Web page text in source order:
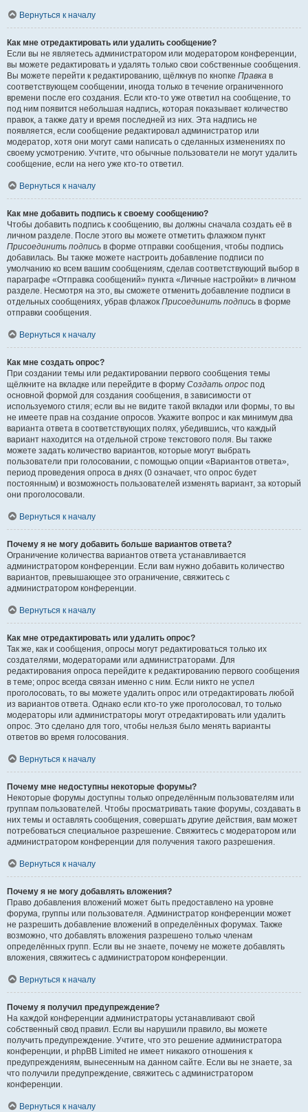
Вернуться к началу
Как мне отредактировать или удалить сообщение?
Если вы не являетесь администратором или модератором конференции,
вы можете редактировать и удалять только свои собственные сообщения.
Вы можете перейти к редактированию, щёлкнув по кнопке Правка в
соответствующем сообщении, иногда только в течение ограниченного
времени после его создания. Если кто-то уже ответил на сообщение, то
под ним появится небольшая надпись, которая показывает количество
правок, а также дату и время последней из них. Эта надпись не
появляется, если сообщение редактировал администратор или
модератор, хотя они могут сами написать о сделанных изменениях по
своему усмотрению. Учтите, что обычные пользователи не могут удалить
сообщение, если на него уже кто-то ответил.
Вернуться к началу
Как мне добавить подпись к своему сообщению?
Чтобы добавить подпись к сообщению, вы должны сначала создать её в
личном разделе. После этого вы можете отметить флажком пункт
Присоединить подпись в форме отправки сообщения, чтобы подпись
добавилась. Вы также можете настроить добавление подписи по
умолчанию ко всем вашим сообщениям, сделав соответствующий выбор в
параграфе «Отправка сообщений» пункта «Личные настройки» в личном
разделе. Несмотря на это, вы сможете отменить добавление подписи в
отдельных сообщениях, убрав флажок Присоединить подпись в форме
отправки сообщения.
Вернуться к началу
Как мне создать опрос?
При создании темы или редактировании первого сообщения темы
щёлкните на вкладке или перейдите в форму Создать опрос под
основной формой для создания сообщения, в зависимости от
используемого стиля; если вы не видите такой вкладки или формы, то вы
не имеете прав на создание опросов. Укажите вопрос и как минимум два
варианта ответа в соответствующих полях, убедившись, что каждый
вариант находится на отдельной строке текстового поля. Вы также
можете задать количество вариантов, которые могут выбрать
пользователи при голосовании, с помощью опции «Вариантов ответа»,
период проведения опроса в днях (0 означает, что опрос будет
постоянным) и возможность пользователей изменять вариант, за который
они проголосовали.
Вернуться к началу
Почему я не могу добавить больше вариантов ответа?
Ограничение количества вариантов ответа устанавливается
администратором конференции. Если вам нужно добавить количество
вариантов, превышающее это ограничение, свяжитесь с
администратором конференции.
Вернуться к началу
Как мне отредактировать или удалить опрос?
Так же, как и сообщения, опросы могут редактироваться только их
создателями, модераторами или администраторами. Для
редактирования опроса перейдите к редактированию первого сообщения
в теме; опрос всегда связан именно с ним. Если никто не успел
проголосовать, то вы можете удалить опрос или отредактировать любой
из вариантов ответа. Однако если кто-то уже проголосовал, то только
модераторы или администраторы могут отредактировать или удалить
опрос. Это сделано для того, чтобы нельзя было менять варианты
ответов во время голосования.
Вернуться к началу
Почему мне недоступны некоторые форумы?
Некоторые форумы доступны только определённым пользователям или
группам пользователей. Чтобы просматривать такие форумы, создавать в
них темы и оставлять сообщения, совершать другие действия, вам может
потребоваться специальное разрешение. Свяжитесь с модератором или
администратором конференции для получения такого разрешения.
Вернуться к началу
Почему я не могу добавлять вложения?
Право добавления вложений может быть предоставлено на уровне
форума, группы или пользователя. Администратор конференции может
не разрешить добавление вложений в определённых форумах. Также
возможно, что добавлять вложения разрешено только членам
определённых групп. Если вы не знаете, почему не можете добавлять
вложения, свяжитесь с администратором конференции.
Вернуться к началу
Почему я получил предупреждение?
На каждой конференции администраторы устанавливают свой
собственный свод правил. Если вы нарушили правило, вы можете
получить предупреждение. Учтите, что это решение администратора
конференции, и phpBB Limited не имеет никакого отношения к
предупреждениям, вынесенным на данном сайте. Если вы не знаете, за
что получили предупреждение, свяжитесь с администратором
конференции.
Вернуться к началу